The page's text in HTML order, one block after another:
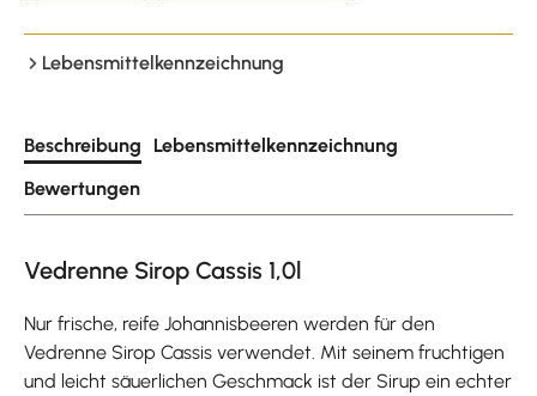
Lebensmittelkennzeichnung
Beschreibung
Lebensmittelkennzeichnung
Bewertungen
Vedrenne Sirop Cassis 1,0l
Nur frische, reife Johannisbeeren werden für den
Vedrenne Sirop Cassis verwendet. Mit seinem fruchtigen
und leicht säuerlichen Geschmack ist der Sirup ein echter